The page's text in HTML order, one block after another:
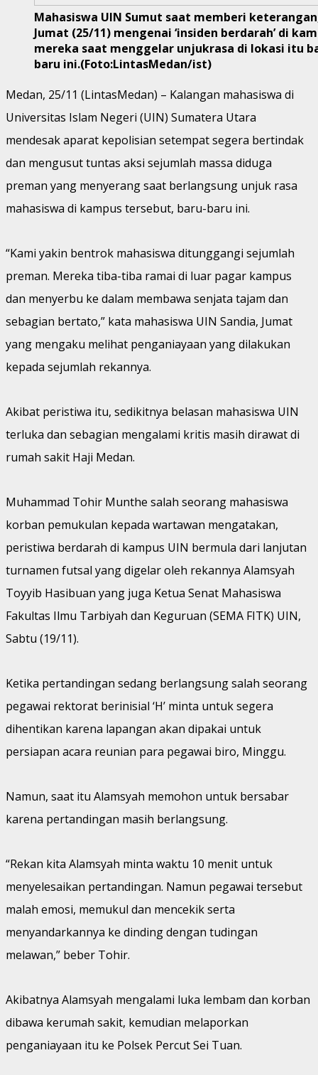
Mahasiswa UIN Sumut saat memberi
Jumat (25/11) mengenai ‘insiden berdarah’ di
mereka saat menggelar unjukrasa di lokasi itu
baru ini.(Foto:LintasMedan/ist)
Medan, 25/11 (LintasMedan) – Kalangan mahasiswa di
Universitas Islam Negeri (UIN) Sumatera Utara
mendesak aparat kepolisian setempat segera bertindak
dan mengusut tuntas aksi sejumlah massa diduga
preman yang menyerang saat berlangsung unjuk rasa
mahasiswa di kampus tersebut, baru-baru ini.
“Kami yakin bentrok mahasiswa ditunggangi sejumlah
preman. Mereka tiba-tiba ramai di luar pagar kampus
dan menyerbu ke dalam membawa senjata tajam dan
sebagian bertato,” kata mahasiswa UIN Sandia, Jumat
yang mengaku melihat penganiayaan yang dilakukan
kepada sejumlah rekannya.
Akibat peristiwa itu, sedikitnya belasan mahasiswa UIN
terluka dan sebagian mengalami kritis masih dirawat di
rumah sakit Haji Medan.
Muhammad Tohir Munthe salah seorang mahasiswa
korban pemukulan kepada wartawan mengatakan,
peristiwa berdarah di kampus UIN bermula dari lanjutan
turnamen futsal yang digelar oleh rekannya Alamsyah
Toyyib Hasibuan yang juga Ketua Senat Mahasiswa
Fakultas Ilmu Tarbiyah dan Keguruan (SEMA FITK) UIN,
Sabtu (19/11).
Ketika pertandingan sedang berlangsung salah seorang
pegawai rektorat berinisial ‘H’ minta untuk segera
dihentikan karena lapangan akan dipakai untuk
persiapan acara reunian para pegawai biro, Minggu.
Namun, saat itu Alamsyah memohon untuk bersabar
karena pertandingan masih berlangsung.
“Rekan kita Alamsyah minta waktu 10 menit untuk
menyelesaikan pertandingan. Namun pegawai tersebut
malah emosi, memukul dan mencekik serta
menyandarkannya ke dinding dengan tudingan
melawan,” beber Tohir.
Akibatnya Alamsyah mengalami luka lembam dan korban
dibawa kerumah sakit, kemudian melaporkan
penganiayaan itu ke Polsek Percut Sei Tuan.